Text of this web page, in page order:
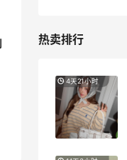
热卖排行
4天21小时